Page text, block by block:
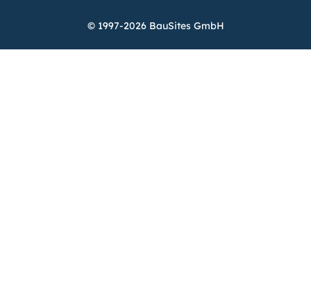
© 1997-2026 BauSites GmbH